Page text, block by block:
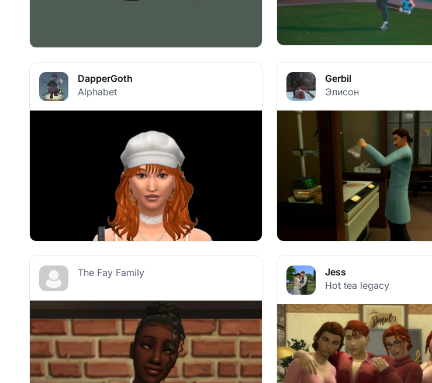
DapperGoth
Alphabet
Gerbil
Элисон
The Fay Family
Jess
Hot tea legacy